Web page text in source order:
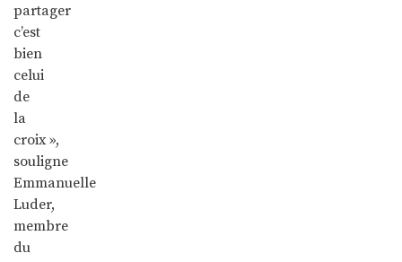
partager
c’est
bien
celui
de
la
croix »,
souligne
Emmanuelle
Luder,
membre
du